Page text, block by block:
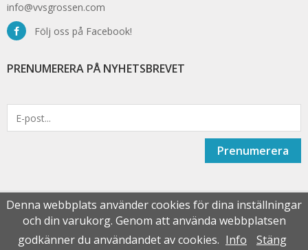
info@vvsgrossen.com
Följ oss på Facebook!
PRENUMERERA PÅ NYHETSBREVET
Prenumerera
Drift & produktion:
Denna webbplats använder cookies för dina inställningar
och din varukorg. Genom att använda webbplatsen
godkänner du användandet av cookies. Info Stäng